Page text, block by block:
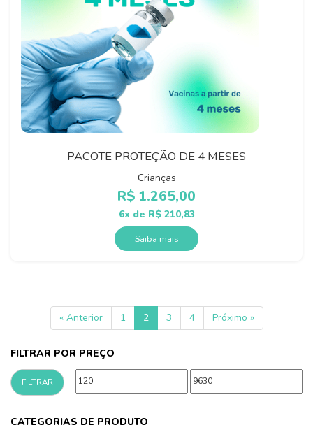
PACOTE PROTEÇÃO DE 4 MESES
Crianças
R$ 1.265,00
6x de R$210,83
Saiba mais
« Anterior 1 2 3 4 Próximo »
FILTRAR POR PREÇO
Preço
Preço
FILTRAR
CATEGORIAS DE PRODUTO